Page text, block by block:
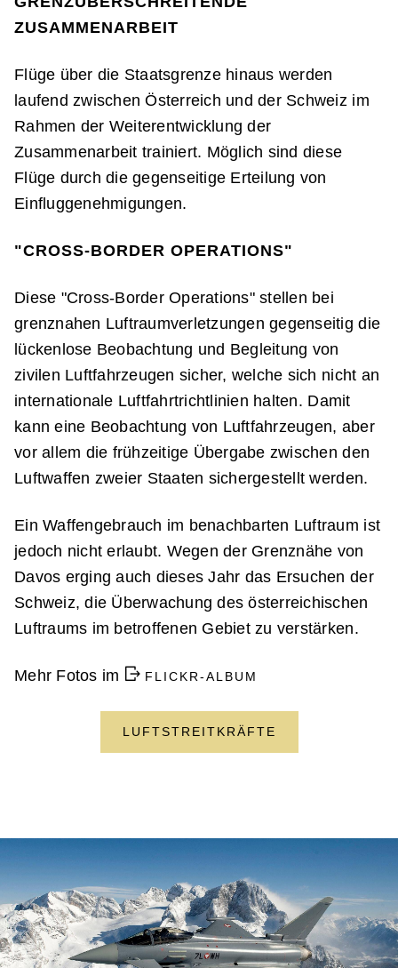
ZUSAMMENARBEIT
Flüge über die Staatsgrenze hinaus werden
laufend zwischen Österreich und der Schweiz im
Rahmen der Weiterentwicklung der
Zusammenarbeit trainiert. Möglich sind diese
Flüge durch die gegenseitige Erteilung von
Einfluggenehmigungen.
"CROSS-BORDER OPERATIONS"
Diese "Cross-Border Operations" stellen bei
grenznahen Luftraumverletzungen gegenseitig die
lückenlose Beobachtung und Begleitung von
zivilen Luftfahrzeugen sicher, welche sich nicht an
internationale Luftfahrtrichtlinien halten. Damit
kann eine Beobachtung von Luftfahrzeugen, aber
vor allem die frühzeitige Übergabe zwischen den
Luftwaffen zweier Staaten sichergestellt werden.
Ein Waffengebrauch im benachbarten Luftraum ist
jedoch nicht erlaubt. Wegen der Grenznähe von
Davos erging auch dieses Jahr das Ersuchen der
Schweiz, die Überwachung des österreichischen
Luftraums im betroffenen Gebiet zu verstärken.
Mehr Fotos im FLICKR-ALBUM
LUFTSTREITKRÄFTE